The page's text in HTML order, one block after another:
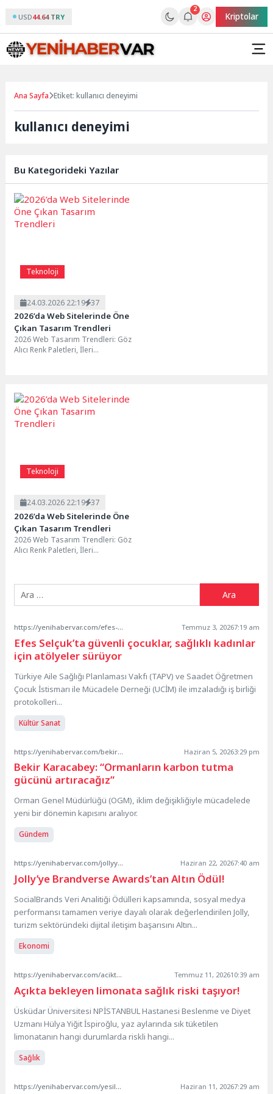
USD44.64 TRY
2
Kriptolar
Ana Sayfa Etiket: kullanıcı deneyimi
kullanıcı deneyimi
Bu Kategorideki Yazılar
Teknoloji
24.03.2026 22:19 37
2026’da Web Sitelerinde Öne
Çıkan Tasarım Trendleri
2026 Web Tasarım Trendleri: Göz
Alıcı Renk Paletleri, İleri
Teknoloji
24.03.2026 22:19 37
2026’da Web Sitelerinde Öne
Çıkan Tasarım Trendleri
2026 Web Tasarım Trendleri: Göz
Alıcı Renk Paletleri, İleri
https://yenihabervar.com/efes-selcukta-guvenli-cocuklar-saglikli-kadinlar-icin-atolyeler-suruyor/ Temmuz 3, 20267:19 am
Efes Selçuk’ta güvenli çocuklar, sağlıklı kadınlar
için atölyeler sürüyor
Türkiye Aile Sağlığı Planlaması Vakfı (TAPV) ve Saadet Öğretmen
Çocuk İstismarı ile Mücadele Derneği (UCİM) ile imzaladığı iş birliği
protokolleri...
Kültür Sanat
https://yenihabervar.com/bekir-karacabey-ormanlarin-karbon-tutma-gucunu-artiracagiz/ Haziran 5, 20263:29 pm
Bekir Karacabey: “Ormanların karbon tutma
gücünü artıracağız”
Orman Genel Müdürlüğü (OGM), iklim değişikliğiyle mücadelede
yeni bir dönemin kapısını aralıyor.
Gündem
https://yenihabervar.com/jollyye-brandverse-awardstan-altin-odul/ Haziran 22, 20267:40 am
Jolly’ye Brandverse Awards’tan Altın Ödül!
SocialBrands Veri Analitiği Ödülleri kapsamında, sosyal medya
performansı tamamen veriye dayalı olarak değerlendirilen Jolly,
turizm sektöründeki dijital iletişim başarısını Altın...
Ekonomi
https://yenihabervar.com/acikta-bekleyen-limonata-saglik-riski-tasiyor/ Temmuz 11, 202610:39 am
Açıkta bekleyen limonata sağlık riski taşıyor!
Üsküdar Üniversitesi NPİSTANBUL Hastanesi Beslenme ve Diyet
Uzmanı Hülya Yiğit İspiroğlu, yaz aylarında sık tüketilen
limonatanın hangi durumlarda riskli hangi...
Sağlık
https://yenihabervar.com/yesilcama-notalarla-yolculuk/ Haziran 11, 20267:29 am